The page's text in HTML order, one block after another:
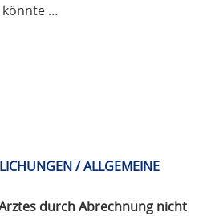
könnte …
/ ALLGEMEINE
durch Abrechnung nicht